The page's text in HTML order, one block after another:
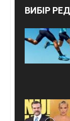
ВИБІР